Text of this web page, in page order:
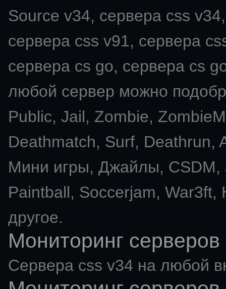
Source v34, сервера css
сервера css v91, сервера
сервера cs go, сервера cs
любой сервер можно
Public, Jail, Zombie,
Deathmatch, Surf, Deathrun,
Мини игры, Джайлы, CSDM,
Paintball, Soccerjam, War3ft,
другое.
Мониторинг
Сервера css v34 на любой